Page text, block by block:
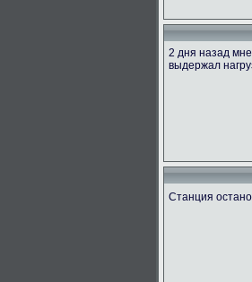
2 дня назад
выдержал
Станция